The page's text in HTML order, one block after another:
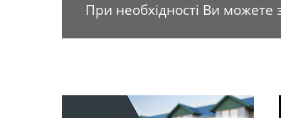
При необхідності Ви